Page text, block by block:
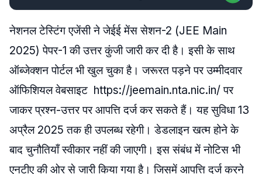
नेशनल टेस्टिंग एजेंसी ने जेईई मेंस सेशन-2 (JEE Main
2025) पेपर-1 की उत्तर कुंजी जारी कर दी है। इसी के साथ
ऑब्जेक्शन पोर्टल भी खुल चुका है। जरूरत पड़ने पर उम्मीदवार
ऑफिशियल वेबसाइट https://jeemain.nta.nic.in/ पर
जाकर प्रश्न-उत्तर पर आपत्ति दर्ज कर सकते हैं। यह सुविधा 13
अप्रैल 2025 तक ही उपलब्ध रहेगी। डेडलाइन खत्म होने के
बाद चुनौतियाँ स्वीकार नहीं की जाएगी। इस संबंध में नोटिस भी
एनटीए की ओर से जारी किया गया है। जिसमें आपत्ति दर्ज करने